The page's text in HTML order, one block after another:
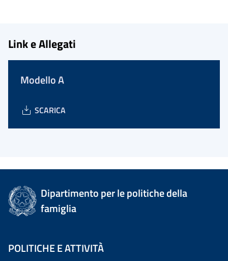
Link e Allegati
Modello A
SCARICA
Dipartimento per le politiche della
famiglia
POLITICHE E ATTIVITÀ